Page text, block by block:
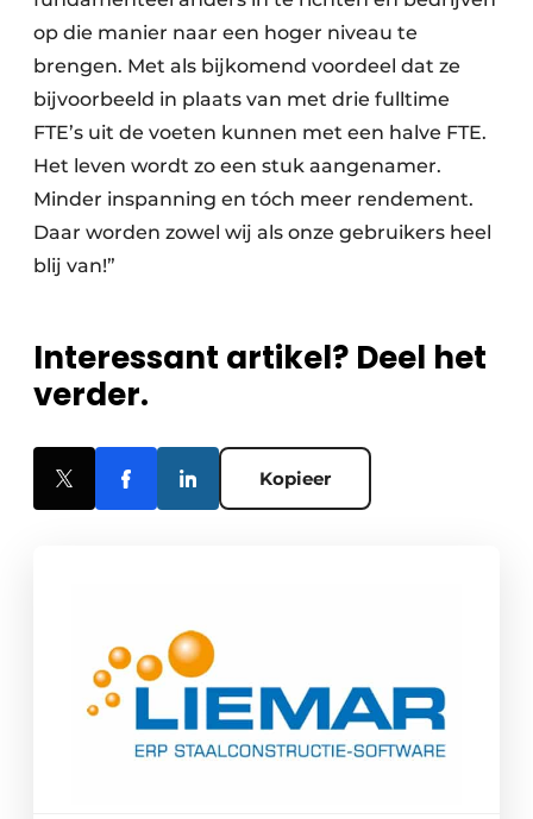
op die manier naar een hoger niveau te
brengen. Met als bijkomend voordeel dat ze
bijvoorbeeld in plaats van met drie fulltime
FTE’s uit de voeten kunnen met een halve FTE.
Het leven wordt zo een stuk aangenamer.
Minder inspanning en tóch meer rendement.
Daar worden zowel wij als onze gebruikers heel
blij van!”
Interessant artikel? Deel het
verder.
Kopieer